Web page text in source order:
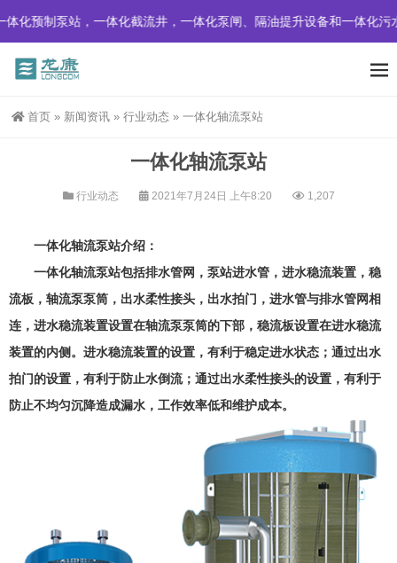
化预制泵站，一体化截流井，一体化泵闸、隔油提升设备和一体化污
首页 » 新闻资讯 » 行业动态 » 一体化轴流泵站
一体化轴流泵站
行业动态 2021年7月24日 上午8:20 1,207
一体化轴流泵站介绍：
一体化轴流泵站包括排水管网，泵站进水管，进水稳流装置，稳
流板，轴流泵泵筒，出水柔性接头，出水拍门，进水管与排水管网相
连，进水稳流装置设置在轴流泵泵筒的下部，稳流板设置在进水稳流
装置的内侧。进水稳流装置的设置，有利于稳定进水状态；通过出水
拍门的设置，有利于防止水倒流；通过出水柔性接头的设置，有利于
防止不均匀沉降造成漏水，工作效率低和维护成本。